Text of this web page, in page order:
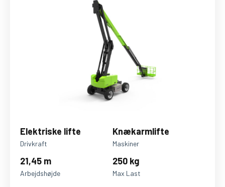
Elektriske lifte
Drivkraft
Knækarmlifte
Maskiner
21,45 m
Arbejdshøjde
250 kg
Max Last